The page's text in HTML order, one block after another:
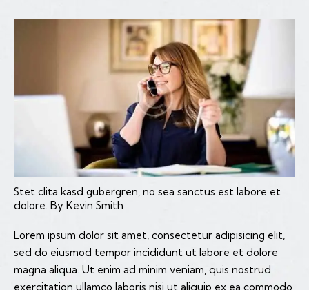
Stet clita kasd gubergren, no sea sanctus est labore et
dolore. By Kevin Smith
Lorem ipsum dolor sit amet, consectetur adipisicing elit,
sed do eiusmod tempor incididunt ut labore et dolore
magna aliqua. Ut enim ad minim veniam, quis nostrud
exercitation ullamco laboris nisi ut aliquip ex ea commodo